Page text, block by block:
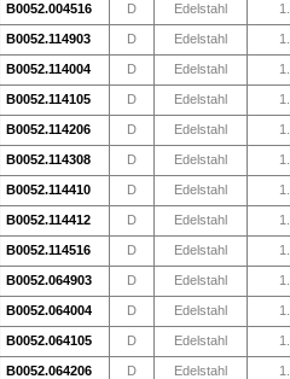
B0052.004516 D Edelstahl
B0052.114903 D Edelstahl
B0052.114004 D Edelstahl
B0052.114105 D Edelstahl
B0052.114206 D Edelstahl
B0052.114308 D Edelstahl
B0052.114410 D Edelstahl
B0052.114412 D Edelstahl
B0052.114516 D Edelstahl
B0052.064903 D Edelstahl
B0052.064004 D Edelstahl
B0052.064105 D Edelstahl
B0052.064206 D Edelstahl